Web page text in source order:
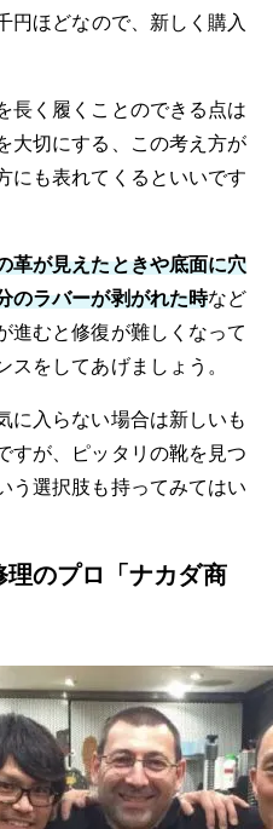
円ほどなので、新しく購入
長く履くことのできる点は
大切にする、この考え方が
にも表れてくるといいです
革が見えたときや底面に穴
のラバーが剥がれた時など
進むと修復が難しくなって
スをしてあげましょう。
に入らない場合は新しいも
すが、ピッタリの靴を見つ
う選択肢も持ってみてはい
のプロ「ナカダ商